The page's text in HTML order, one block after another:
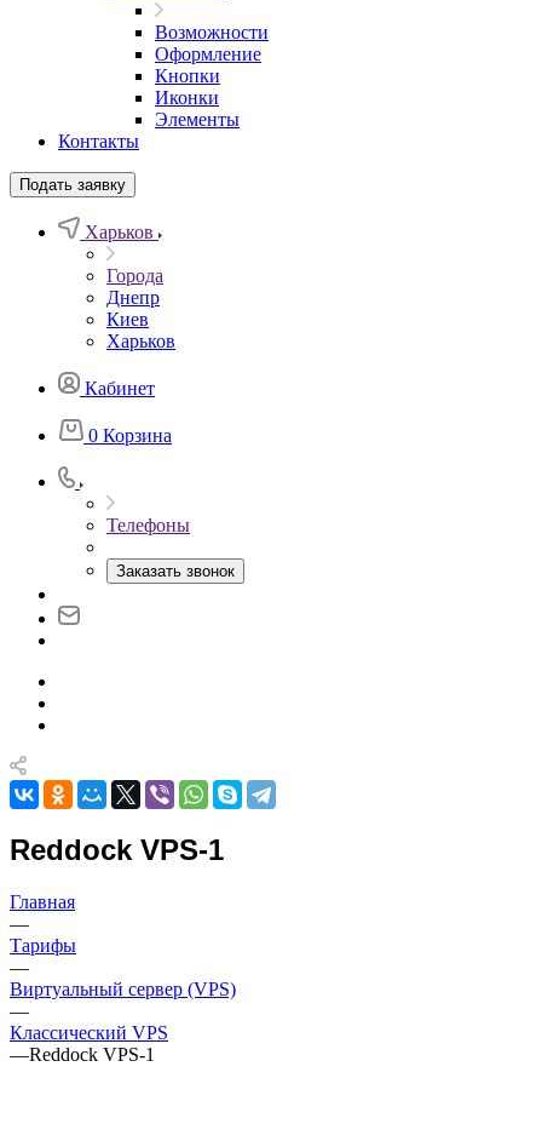
Возможности
Оформление
Кнопки
Иконки
Элементы
Контакты
Подать заявку
Харьков
Города
Днепр
Киев
Харьков
Кабинет
0 Корзина
Телефоны
Заказать звонок
Reddock VPS-1
Главная
—
Тарифы
—
Виртуальный сервер (VPS)
—
Классический VPS
—Reddock VPS-1